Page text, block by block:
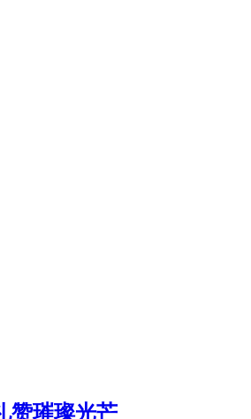
赞璀璨光芒